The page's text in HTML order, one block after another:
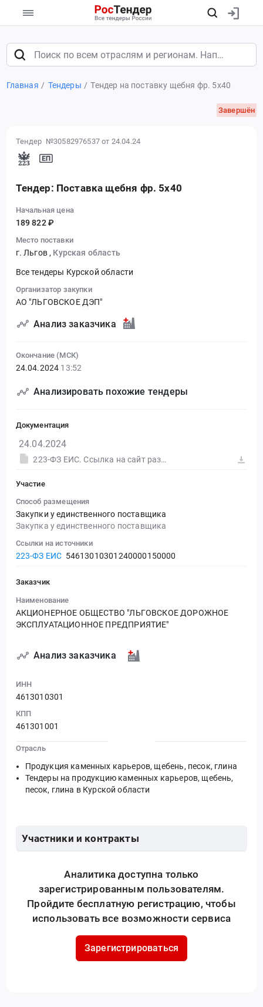
Главная Тендеры Тендер на поставку щебня фр. 5х40
Завершён
Тендер №30582976537 от 24.04.24
Тендер: Поставка щебня фр. 5х40
Начальная цена
189 822 ₽
Место поставки
г. Льгов , Курская область
Все тендеры Курской области
Организатор закупки
АО "ЛЬГОВСКОЕ ДЭП"
Анализ заказчика
Окончание (МСК)
24.04.2024 13:52
Анализировать похожие тендеры
Документация
24.04.2024
223-ФЗ ЕИС. Ссылка на сайт размещения тендера #30582976537.doc
Участие
Способ размещения
Закупки у единственного поставщика
Закупка у единственного поставщика
Ссылки на источники
223-ФЗ ЕИС 54613010301240000150000
Заказчик
Наименование
АКЦИОНЕРНОЕ ОБЩЕСТВО "ЛЬГОВСКОЕ ДОРОЖНОЕ
ЭКСПЛУАТАЦИОННОЕ ПРЕДПРИЯТИЕ"
Анализ заказчика
ИНН
4613010301
КПП
461301001
Отрасль
Продукция каменных карьеров, щебень, песок, глина
Тендеры на продукцию каменных карьеров, щебень,
песок, глина в Курской области
Участники и контракты
Аналитика доступна только
зарегистрированным пользователям.
Пройдите бесплатную регистрацию, чтобы
использовать все возможности сервиса
Зарегистрироваться